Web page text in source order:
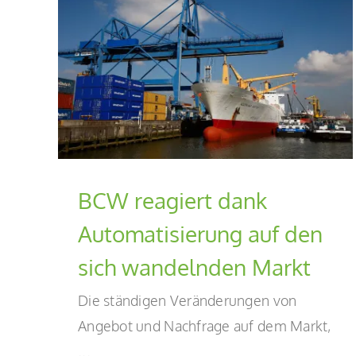
EWS profitiert von API mit
Gasmessmodul
Blog-de
BCW reagiert dank
Automatisierung auf den
sich wandelnden Markt
Die ständigen Veränderungen von
Angebot und Nachfrage auf dem Markt,